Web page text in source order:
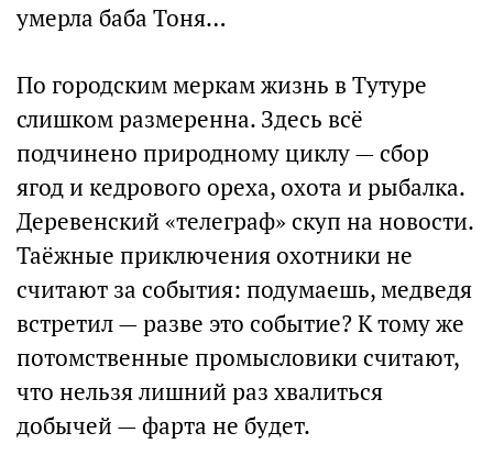
умерла баба Тоня…
По городским меркам жизнь в Тутуре
слишком размеренна. Здесь всё
подчинено природному циклу — сбор
ягод и кедрового ореха, охота и рыбалка.
Деревенский «телеграф» скуп на новости.
Таёжные приключения охотники не
считают за события: подумаешь, медведя
встретил — разве это событие? К тому же
потомственные промысловики считают,
что нельзя лишний раз хвалиться
добычей — фарта не будет.